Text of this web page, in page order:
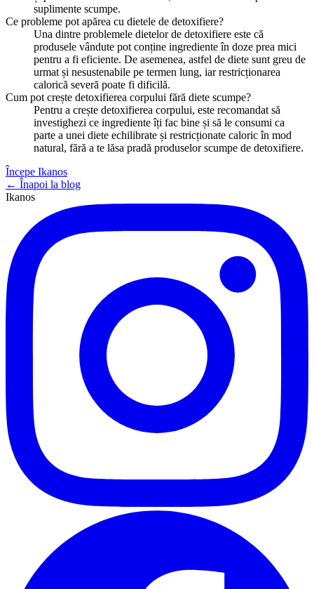
suplimente scumpe.
Ce probleme pot apărea cu dietele de detoxifiere?
Una dintre problemele dietelor de detoxifiere este că
produsele vândute pot conține ingrediente în doze prea mici
pentru a fi eficiente. De asemenea, astfel de diete sunt greu de
urmat și nesustenabile pe termen lung, iar restricționarea
calorică severă poate fi dificilă.
Cum pot crește detoxifierea corpului fără diete scumpe?
Pentru a crește detoxifierea corpului, este recomandat să
investighezi ce ingrediente îți fac bine și să le consumi ca
parte a unei diete echilibrate și restricționate caloric în mod
natural, fără a te lăsa pradă produselor scumpe de detoxifiere.
Începe Ikanos
← Înapoi la blog
Ikanos